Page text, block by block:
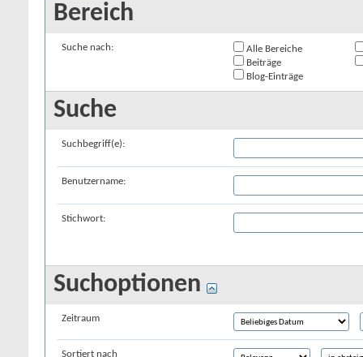
Bereich
Suche nach:
Alle Bereiche
Beiträge
Blog-Einträge
Suche
Suchbegriff(e):
Benutzername:
Stichwort:
Suchoptionen
Zeitraum
Sortiert nach